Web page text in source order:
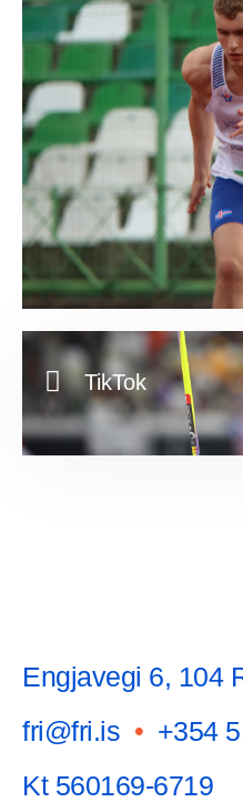
TikTok
Engjavegi 6, 104
fri@fri.is • +354
Kt 560169-6719